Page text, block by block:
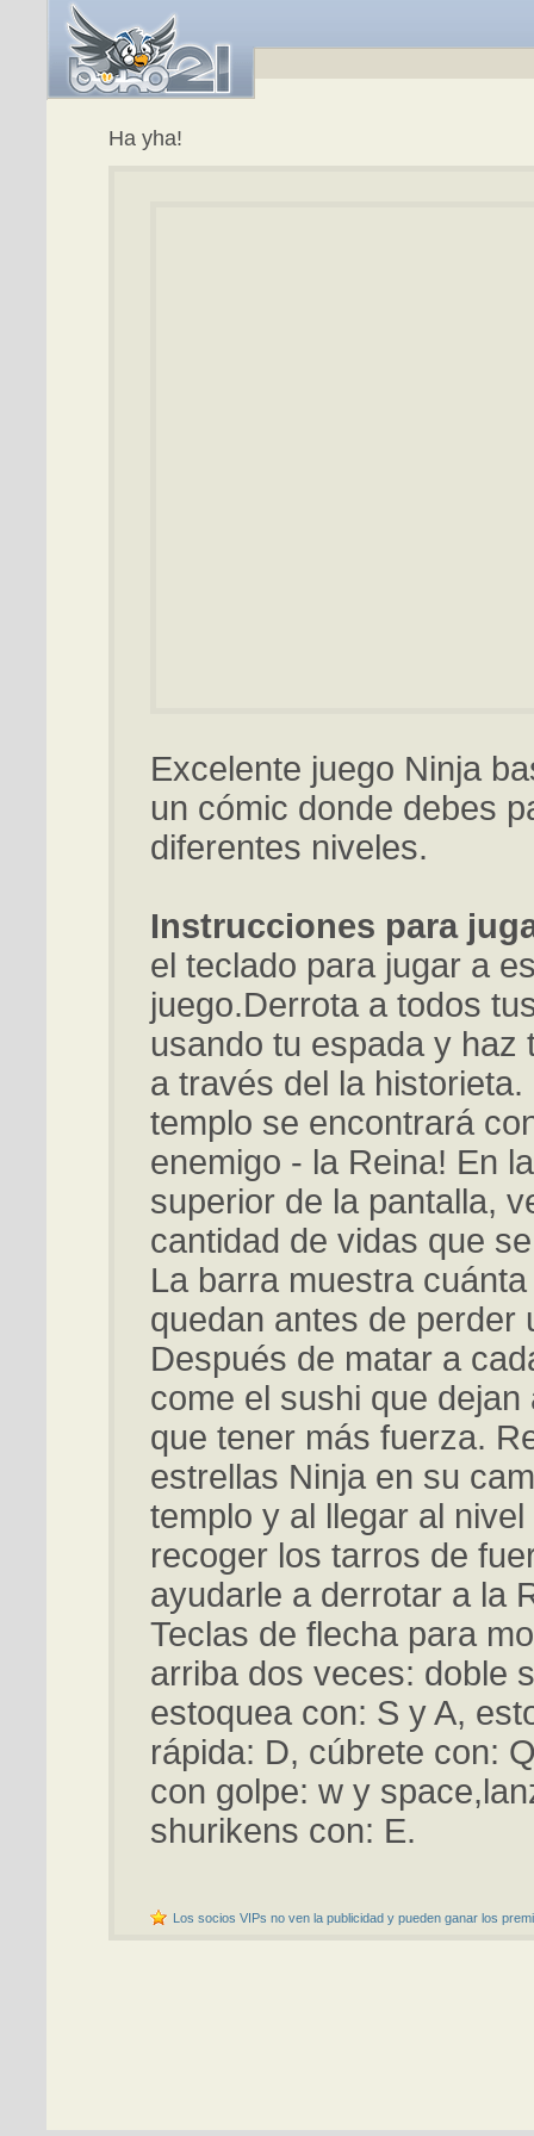
Ha yha!
Excelente juego Ninja
un cómic donde debes
diferentes niveles.
Instrucciones para
el teclado para jugar a
juego.Derrota a todos
usando tu espada y haz
a través del la historieta.
templo se encontrará
enemigo - la Reina! En
superior de la pantalla,
cantidad de vidas que
La barra muestra
quedan antes de perder
Después de matar a
come el sushi que dejan
que tener más fuerza.
estrellas Ninja en su
templo y al llegar al nivel
recoger los tarros de
ayudarle a derrotar a la
Teclas de flecha para
arriba dos veces: doble
estoquea con: S y A,
rápida: D, cúbrete con:
con golpe: w y
shurikens con: E.
Los socios VIPs no ven la publicidad y pueden ganar los